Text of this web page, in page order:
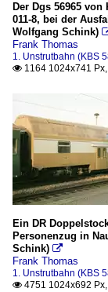
Der Dgs 56965
011-8, bei der
Wolfgang Schink)
Frank Thomas
1. Unstrutbahn (KBS
 1164 1024x741
Ein DR
Personenzug in
Schink) 
Frank Thomas
1. Unstrutbahn (KBS
 4751 1024x692